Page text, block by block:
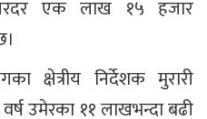
सरदर एक लाख १५ हजार
क्षेत्रीय निर्देशक मुरारी
उमेरका ११ लाखभन्दा बढी